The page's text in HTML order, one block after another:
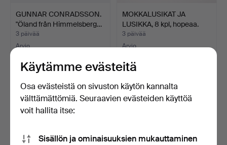
GUNNAR CONRADSSON.
"Öland från Himmelsberg…
3 päivää
Arvio
MOKKALUSIKAT JA
LUSIKKA, 8 kpl, hopeaa.
3 päivää
Arvio
Käytämme evästeitä
Osa evästeistä on sivuston käytön kannalta
välttämättömiä. Seuraavien evästeiden käyttöä
voit hallita itse:
Sisällön ja ominaisuuksien mukauttaminen